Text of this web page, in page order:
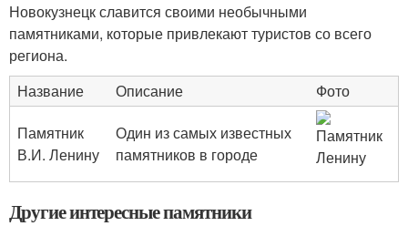
Новокузнецк славится своими необычными
памятниками, которые привлекают туристов со всего
региона.
Название
Описание
Фото
Памятник
В.И. Ленину
Один из самых известных
памятников в городе
Другие интересные памятники